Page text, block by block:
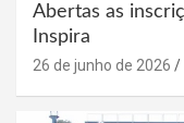
Abertas as
Inspira
26 de junho de 2026